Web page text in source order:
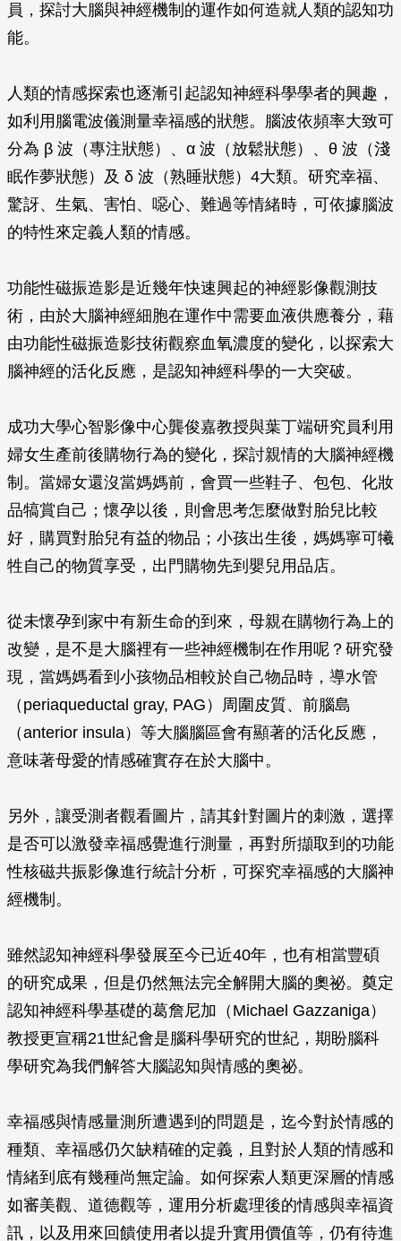
員，探討大腦與神經機制的運作如何造就人類的認知功
能。
人類的情感探索也逐漸引起認知神經科學學者的興趣，
如利用腦電波儀測量幸福感的狀態。腦波依頻率大致可
分為 β 波（專注狀態）、 α 波（放鬆狀態）、 θ 波（淺
眠作夢狀態）及 δ 波（熟睡狀態）4大類。研究幸福、
驚訝、生氣、害怕、噁心、難過等情緒時，可依據腦波
的特性來定義人類的情感。
功能性磁振造影是近幾年快速興起的神經影像觀測技
術，由於大腦神經細胞在運作中需要血液供應養分，藉
由功能性磁振造影技術觀察血氧濃度的變化，以探索大
腦神經的活化反應，是認知神經科學的一大突破。
成功大學心智影像中心龔俊嘉教授與葉丁端研究員利用
婦女生產前後購物行為的變化，探討親情的大腦神經機
制。當婦女還沒當媽媽前，會買一些鞋子、包包、化妝
品犒賞自己；懷孕以後，則會思考怎麼做對胎兒比較
好，購買對胎兒有益的物品；小孩出生後，媽媽寧可犧
牲自己的物質享受，出門購物先到嬰兒用品店。
從未懷孕到家中有新生命的到來，母親在購物行為上的
改變，是不是大腦裡有一些神經機制在作用呢？研究發
現，當媽媽看到小孩物品相較於自己物品時，導水管
（periaqueductal gray, PAG）周圍皮質、前腦島
（anterior insula）等大腦腦區會有顯著的活化反應，
意味著母愛的情感確實存在於大腦中。
另外，讓受測者觀看圖片，請其針對圖片的刺激，選擇
是否可以激發幸福感覺進行測量，再對所擷取到的功能
性核磁共振影像進行統計分析，可探究幸福感的大腦神
經機制。
雖然認知神經科學發展至今已近40年，也有相當豐碩
的研究成果，但是仍然無法完全解開大腦的奧祕。奠定
認知神經科學基礎的葛詹尼加（Michael Gazzaniga）
教授更宣稱21世紀會是腦科學研究的世紀，期盼腦科
學研究為我們解答大腦認知與情感的奧祕。
幸福感與情感量測所遭遇到的問題是，迄今對於情感的
種類、幸福感仍欠缺精確的定義，且對於人類的情感和
情緒到底有幾種尚無定論。如何探索人類更深層的情感
如審美觀、道德觀等，運用分析處理後的情感與幸福資
訊，以及用來回饋使用者以提升實用價值等，仍有待進